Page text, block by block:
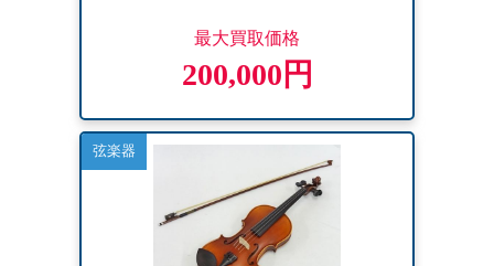
最大買取価格
200,000円
弦楽器